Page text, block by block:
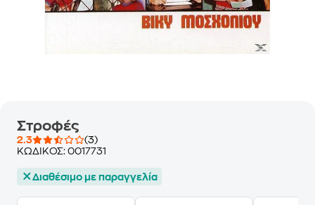
Στροφές
2.3
(3)
ΚΩΔΙΚΟΣ: 0017731
Διαθέσιμο με παραγγελία